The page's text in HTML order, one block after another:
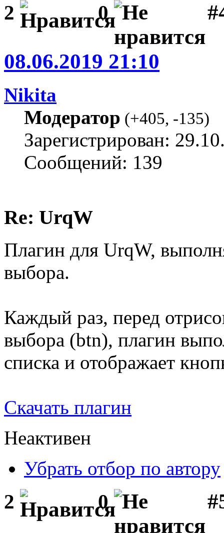
2 0
08.06.2019 21:10
Nikita
Модератор (+405, -135)
Зарегистрирован:
Сообщений: 139
Re: UrqW
Плагин для UrqW,
выбора.
Каждый раз, перед
выбора (btn), плагин
списка и отображает
Скачать плагин
Неактивен
Убрать отбор по автору
2 0